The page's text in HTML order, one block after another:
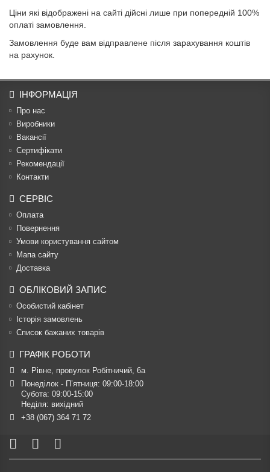
Ціни які відображені на сайті дійсні лише при попередній 100%
оплаті замовлення.
Замовлення буде вам відправлене після зарахування коштів
на рахунок.
ІНФОРМАЦІЯ
Про нас
Виробники
Вакансії
Сертифікати
Рекомендації
Контакти
СЕРВІС
Оплата
Повернення
Умови користування сайтом
Мапа сайту
Доставка
ОБЛІКОВИЙ ЗАПИС
Особистий кабінет
Історія замовлень
Список бажаних товарів
ГРАФІК РОБОТИ
м. Рівне, провулок Робітничий, 6а
Понеділок - П’ятниця: 09:00-18:00
Субота: 09:00-15:00
Неділя: вихідний
+38 (067) 364 71 72